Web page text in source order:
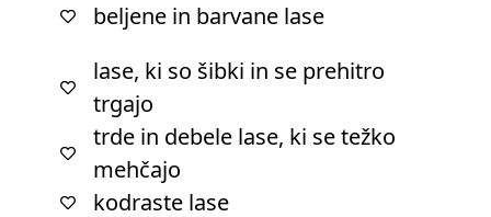
beljene in barvane lase
lase, ki so šibki in se prehitro
trgajo
trde in debele lase, ki se težko
mehčajo
kodraste lase